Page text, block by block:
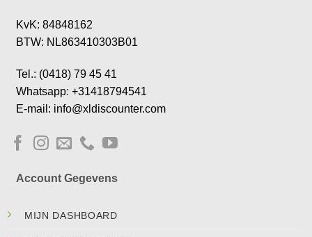
KvK: 84848162
BTW: NL863410303B01
Tel.: (0418) 79 45 41
Whatsapp: +31418794541
E-mail: info@xldiscounter.com
Account Gegevens
MIJN DASHBOARD